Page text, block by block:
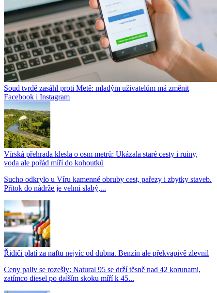
Soud tvrdě zasáhl proti Metě: mladým uživatelům má změnit
Facebook i Instagram
Vírská přehrada klesla o osm metrů: Ukázala staré cesty i ruiny,
voda ale pořád míří do kohoutků
Sucho odkrylo u Víru kamenné obruby cest, pařezy i zbytky staveb.
Přítok do nádrže je velmi slabý,...
Řidiči platí za naftu nejvíc od dubna. Benzín ale překvapivě zlevnil
Ceny paliv se rozešly: Natural 95 se drží těsně nad 42 korunami,
zatímco diesel po dalším skoku míří k 45...